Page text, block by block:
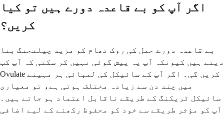
اگر آپ کو بے قاعدہ دورے ہیں تو کیا
کریں؟
بے قاعدہ دورے حمل کی روک تھام کو مزید چیلنجنگ بنا
دیتے ہیں کیونکہ آپ یہ پیش گوئی نہیں کر سکتی کہ آپ کب
Ovulate کریں گی۔ اگر آپ کے سائیکل کی لمبائی ہر مہینے
میں چند دن سے زیادہ مختلف ہوتی ہے، تو معیاری
سائیکل ٹریکنگ کے طریقے ناقابل اعتماد ہو جاتے ہیں۔
آپ کو مؤثر طریقے سے خود کو محفوظ رکھنے کے لیے اضافی